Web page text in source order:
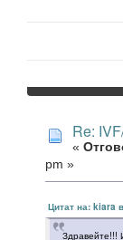
Re:
«
pm »
Цитат на: kiara
Здравейте!!!